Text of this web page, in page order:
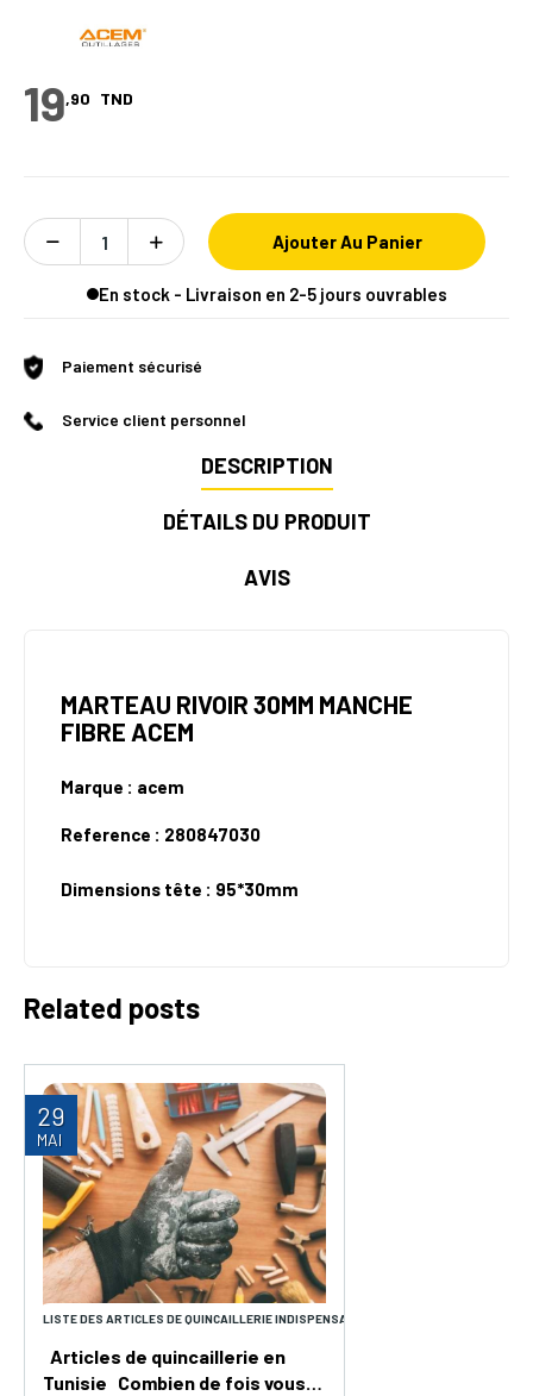
19,90 TND
Ajouter Au Panier
En stock - Livraison en 2-5 jours ouvrables
Paiement sécurisé
Service client personnel
DESCRIPTION
DÉTAILS DU PRODUIT
AVIS
MARTEAU RIVOIR 30MM MANCHE
FIBRE ACEM
Marque : acem
Reference : 280847030
Dimensions tête : 95*30mm
Related posts
29
MAI
LISTE DES ARTICLES DE QUINCAILLERIE INDISPENSABLES
Articles de quincaillerie en
Tunisie Combien de fois vous